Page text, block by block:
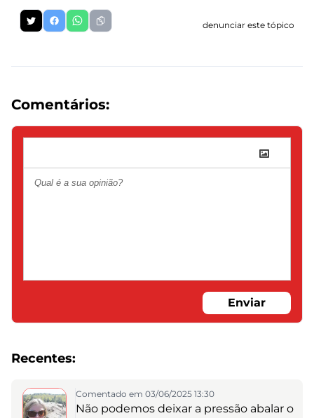
denunciar este tópico
Comentários:
Enviar
Recentes:
Comentado em 03/06/2025 13:30
Não podemos deixar a pressão abalar o